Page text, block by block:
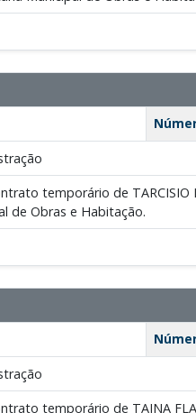
temporário de
de Obras e Habitação.
temporário de TAINA